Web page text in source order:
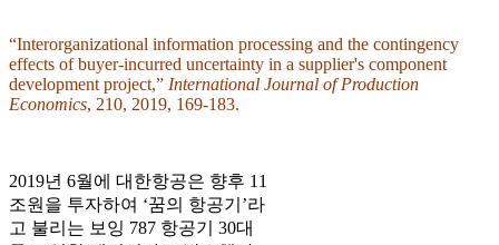
“Interorganizational information processing and the contingency
effects of buyer-incurred uncertainty in a supplier's component
development project,” International Journal of Production
Economics, 210, 2019, 169-183.
2019년 6월에 대한항공은 향후 11
조원을 투자하여 ‘꿈의 항공기’라
고 불리는 보잉 787 항공기 30대